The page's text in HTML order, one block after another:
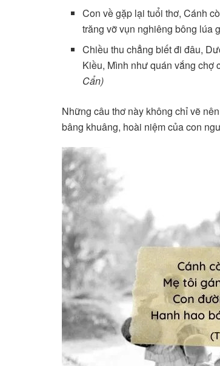
Con về gặp lại tuổi thơ, Cánh
trăng vỡ vụn nghiêng bông lúa
Chiều thu chẳng biết đi đâu,
Kiều, Mình như quán vắng chợ
Cẩn)
Những câu thơ này không chỉ vẽ
bâng khuâng, hoài niệm của con